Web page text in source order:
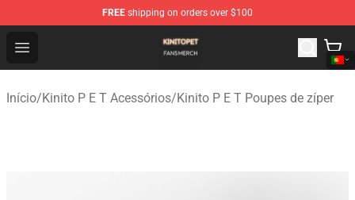
FREE shipping on orders over $100
Open menu
Kinito P E T Shop - Official Kinito P E T Merchandise
Início/Kinito P E T Acessórios/Kinito P E T Poupes de zíper